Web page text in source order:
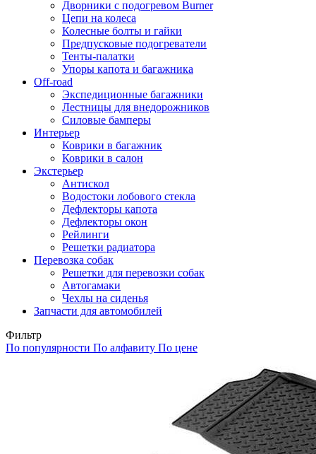
Дворники с подогревом Burner
Цепи на колеса
Колесные болты и гайки
Предпусковые подогреватели
Тенты-палатки
Упоры капота и багажника
Off-road
Экспедиционные багажники
Лестницы для внедорожников
Силовые бамперы
Интерьер
Коврики в багажник
Коврики в салон
Экстерьер
Антискол
Водостоки лобового стекла
Дефлекторы капота
Дефлекторы окон
Рейлинги
Решетки радиатора
Перевозка собак
Решетки для перевозки собак
Автогамаки
Чехлы на сиденья
Запчасти для автомобилей
Фильтр
По популярности По алфавиту По цене